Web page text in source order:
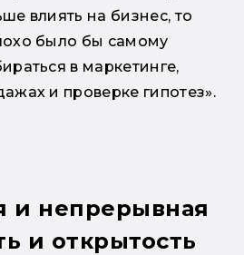
влиять на бизнес, то
было бы самому
в маркетинге,
и проверке гипотез».
и непрерывная
и открытость